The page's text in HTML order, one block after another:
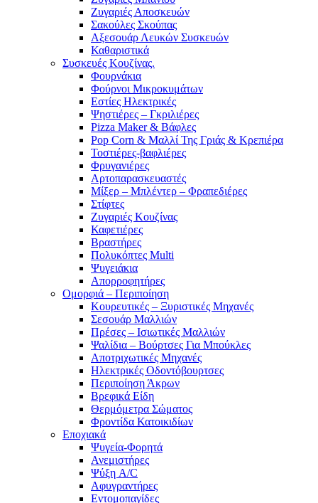
Ζυγαριές Αποσκευών
Σακούλες Σκούπας
Αξεσουάρ Λευκών Συσκευών
Καθαριστικά
Συσκευές Κουζίνας.
Φουρνάκια
Φούρνοι Μικροκυμάτων
Εστίες Ηλεκτρικές
Ψηστιέρες – Γκριλιέρες
Pizza Maker & Βάφλες
Pop Corn & Μαλλί Της Γριάς & Κρεπιέρα
Τοστιέρες-βαφλιέρες
Φρυγανιέρες
Αρτοπαρασκευαστές
Μίξερ – Μπλέντερ – Φραπεδιέρες
Στίφτες
Ζυγαριές Κουζίνας
Καφετιέρες
Βραστήρες
Πολυκόπτες Multi
Ψυγειάκια
Απορροφητήρες
Ομορφιά – Περιποίηση
Κουρευτικές – Ξυριστικές Μηχανές
Σεσουάρ Μαλλιών
Πρέσες – Ισιωτικές Μαλλιών
Ψαλίδια – Βούρτσες Για Μπούκλες
Αποτριχωτικές Μηχανές
Ηλεκτρικές Οδοντόβουρτσες
Περιποίηση Άκρων
Βρεφικά Είδη
Θερμόμετρα Σώματος
Φροντίδα Κατοικιδίων
Εποχιακά
Ψυγεία-Φορητά
Ανεμιστήρες
Ψύξη A/C
Αφυγραντήρες
Εντομοπαγίδες